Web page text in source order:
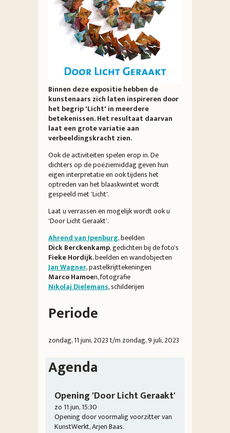
Binnen deze expositie hebben de
kunstenaars zich laten inspireren door
het begrip 'Licht' in meerdere
betekenissen. Het resultaat daarvan
laat een grote variatie aan
verbeeldingskracht zien.
Ook de activiteiten spelen erop in. De
dichters op de poëziemiddag geven hun
eigen interpretatie en ook tijdens het
optreden van het blaaskwintet wordt
gespeeld met 'Licht'.
Laat u verrassen en mogelijk wordt ook u
'Door Licht Geraakt'.
Ahrend van Ipenburg, beelden
Dick Berckenkamp, gedichten bij de foto's
Fieke Hordijk, beelden en wandobjecten
Jan Wagner, pastelkrijttekeningen
Marco Hamoen, fotografie
Nikolaj Dielemans, schilderijen
Periode
zondag, 11 juni, 2023t/m zondag, 9 juli, 2023
Agenda
Opening 'Door Licht Geraakt'
zo 11 jun, 15:30
Opening door voormalig voorzitter van
KunstWerkt, Arjen Baas.